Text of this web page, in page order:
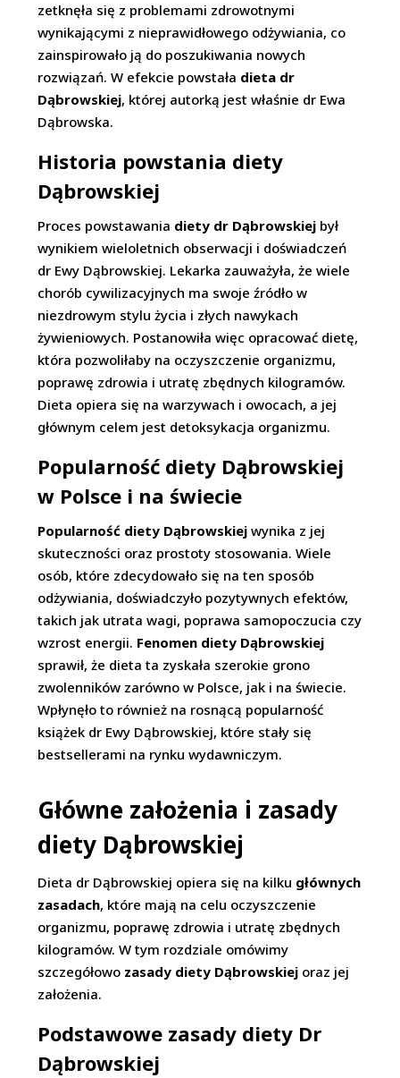
zetknęła się z problemami zdrowotnymi
wynikającymi z nieprawidłowego odżywiania, co
zainspirowało ją do poszukiwania nowych
rozwiązań. W efekcie powstała dieta dr
Dąbrowskiej, której autorką jest właśnie dr Ewa
Dąbrowska.
Historia powstania diety
Dąbrowskiej
Proces powstawania diety dr Dąbrowskiej był
wynikiem wieloletnich obserwacji i doświadczeń
dr Ewy Dąbrowskiej. Lekarka zauważyła, że wiele
chorób cywilizacyjnych ma swoje źródło w
niezdrowym stylu życia i złych nawykach
żywieniowych. Postanowiła więc opracować dietę,
która pozwoliłaby na oczyszczenie organizmu,
poprawę zdrowia i utratę zbędnych kilogramów.
Dieta opiera się na warzywach i owocach, a jej
głównym celem jest detoksykacja organizmu.
Popularność diety Dąbrowskiej
w Polsce i na świecie
Popularność diety Dąbrowskiej wynika z jej
skuteczności oraz prostoty stosowania. Wiele
osób, które zdecydowało się na ten sposób
odżywiania, doświadczyło pozytywnych efektów,
takich jak utrata wagi, poprawa samopoczucia czy
wzrost energii. Fenomen diety Dąbrowskiej
sprawił, że dieta ta zyskała szerokie grono
zwolenników zarówno w Polsce, jak i na świecie.
Wpłynęło to również na rosnącą popularność
książek dr Ewy Dąbrowskiej, które stały się
bestsellerami na rynku wydawniczym.
Główne założenia i zasady
diety Dąbrowskiej
Dieta dr Dąbrowskiej opiera się na kilku głównych
zasadach, które mają na celu oczyszczenie
organizmu, poprawę zdrowia i utratę zbędnych
kilogramów. W tym rozdziale omówimy
szczegółowo zasady diety Dąbrowskiej oraz jej
założenia.
Podstawowe zasady diety Dr
Dąbrowskiej